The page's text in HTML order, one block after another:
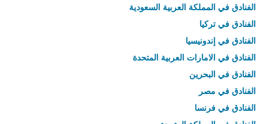
الفنادق في المملكة العربية السعودية
الفنادق في تركيا
الفنادق في إندونيسيا
الفنادق في الامارات العربية المتحدة
الفنادق في البحرين
الفنادق في مصر
الفنادق في فرنسا